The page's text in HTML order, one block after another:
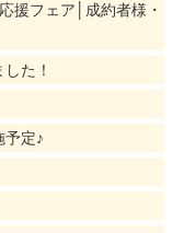
援フェア│成約者様・
た！
予定♪